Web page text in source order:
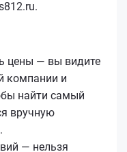
цены — вы видите
компании и
найти самый
вручную
— нельзя